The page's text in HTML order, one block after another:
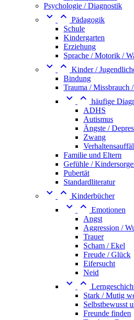
Psychologie / Diagnostik
  Pädagogik
Schule
Kindergarten
Erziehung
Sprache / Motorik /
  Kinder /
Bindung
Trauma / Missbrauch
  häufige
ADHS
Autismus
Ängste /
Zwang
Familie und Eltern
Gefühle /
Pubertät
Standardliteratur
  Kinderbücher
  Emotionen
Angst
Aggression /
Trauer
Scham / Ekel
Freude / Glück
Eifersucht
Neid
 
Stark / Mutig
Selbstbewusst
Freunde finden